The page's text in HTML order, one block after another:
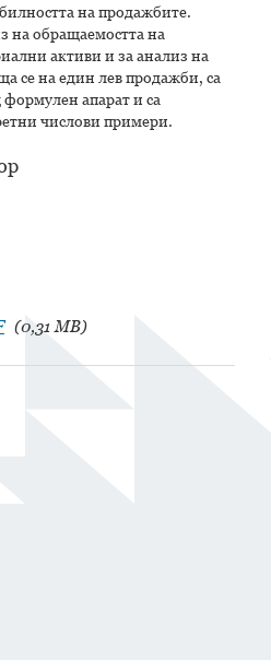
на продажбите.
на обращаемостта на
активи и за анализ на
се на един лев продажби, са
апарат и са
числови примери.
(0,31 MB)